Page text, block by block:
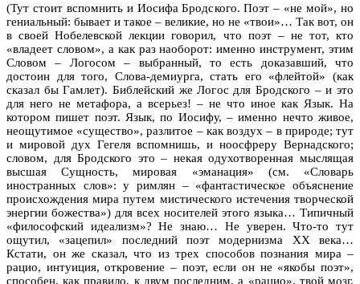
(Тут стоит вспомнить и Иосифа Бродского. Поэт – «не мой», но
гениальный: бывает и такое – великие, но не «твои»… Так вот, он
в своей Нобелевской лекции говорил, что поэт – не тот, кто
«владеет словом», а как раз наоборот: именно инструмент, этим
Словом – Логосом – выбранный, то есть доказавший, что
достоин для того, Слова-демиурга, стать его «флейтой» (как
сказал бы Гамлет). Библейский же Логос для Бродского – и это
для него не метафора, а всерьез! – не что иное как Язык. На
котором пишет поэт. Язык, по Иосифу, – именно нечто живое,
неощутимое «существо», разлитое – как воздух – в природе; тут
и мировой дух Гегеля вспомнишь, и ноосфреру Вернадского;
словом, для Бродского это – некая одухотворенная мыслящая
высшая Сущность, мировая «эманация» (см. «Словарь
иностранных слов»: у римлян – «фантастическое объяснение
происхождения мира путем мистического истечения творческой
энергии божества») для всех носителей этого языка… Типичный
«философский идеализм»? Не знаю… Не уверен. Что-то тут
ощутил, «зацепил» последний поэт модернизма XX века…
Кстати, он же сказал, что из трех способов познания мира –
рацио, интуиция, откровение – поэт, если он не «якобы поэт»,
способен, как правило, к двум последним, а «рацио», твой мозг,